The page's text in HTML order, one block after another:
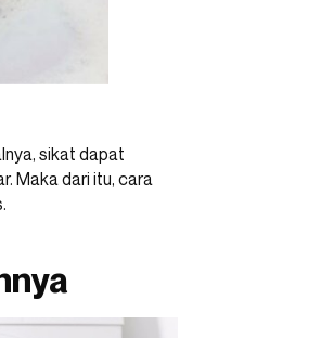
sikat dapat
Maka dari itu, cara